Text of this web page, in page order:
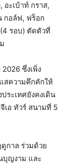
ะเบ้าท์ กราส,
กอล์ฟ, ฟร็อก
รอบ) ตัดตัวที่
ซึ่งเพิ่ง
สความคึกคักให้
ระเทศยังคงเดิน
เอ ทัวร์ สนามที่ 5
กาล ร่วมด้วย
บุญงาม และ